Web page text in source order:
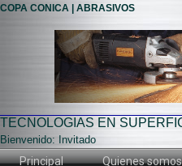
COPA CONICA | ABRASIVOS
TECNOLOGIAS EN
Bienvenido: Invitado
Principal Quienes somos